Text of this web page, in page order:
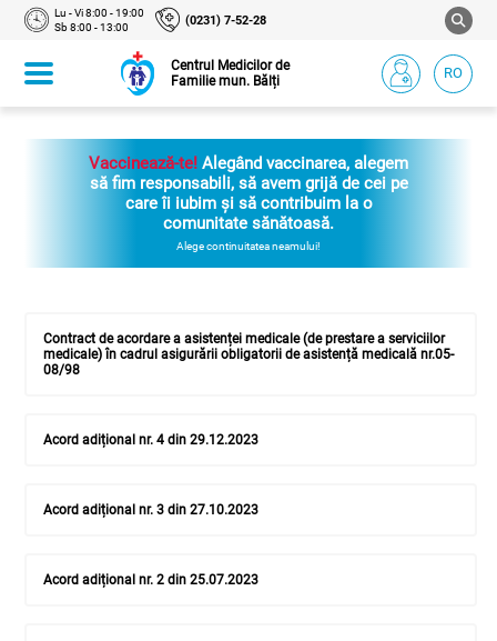
Lu - Vi 8:00 - 19:00
Sb 8:00 - 13:00
(0231) 7-52-28
Centrul Medicilor de
Familie mun. Bălți
RO
Vaccinează-te! Alegând vaccinarea, alegem
să fim responsabili, să avem grijă de cei pe
care îi iubim și să contribuim la o
comunitate sănătoasă.
Alege continuitatea neamului!
Contract de acordare a asistenței medicale (de prestare a serviciilor
medicale) în cadrul asigurării obligatorii de asistență medicală nr.05-
08/98
Acord adițional nr. 4 din 29.12.2023
Acord adițional nr. 3 din 27.10.2023
Acord adițional nr. 2 din 25.07.2023